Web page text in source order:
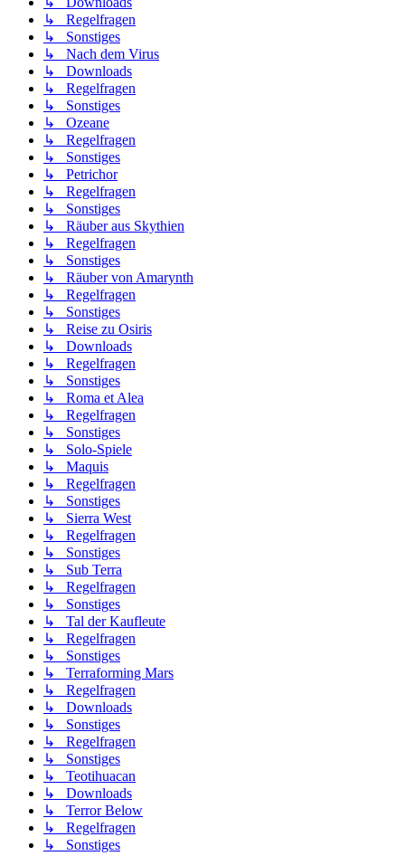
↳ Regelfragen
↳ Sonstiges
↳ Nach dem Virus
↳ Downloads
↳ Regelfragen
↳ Sonstiges
↳ Ozeane
↳ Regelfragen
↳ Sonstiges
↳ Petrichor
↳ Regelfragen
↳ Sonstiges
↳ Räuber aus Skythien
↳ Regelfragen
↳ Sonstiges
↳ Räuber von Amarynth
↳ Regelfragen
↳ Sonstiges
↳ Reise zu Osiris
↳ Downloads
↳ Regelfragen
↳ Sonstiges
↳ Roma et Alea
↳ Regelfragen
↳ Sonstiges
↳ Solo-Spiele
↳ Maquis
↳ Regelfragen
↳ Sonstiges
↳ Sierra West
↳ Regelfragen
↳ Sonstiges
↳ Sub Terra
↳ Regelfragen
↳ Sonstiges
↳ Tal der Kaufleute
↳ Regelfragen
↳ Sonstiges
↳ Terraforming Mars
↳ Regelfragen
↳ Downloads
↳ Sonstiges
↳ Regelfragen
↳ Sonstiges
↳ Teotihuacan
↳ Downloads
↳ Terror Below
↳ Regelfragen
↳ Sonstiges